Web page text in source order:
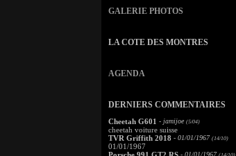
GALERIE PHOTOS
LA COTE DES MONTRES
AGENDA
DERNIERS COMMENTAIRES
Cheetah G601 - jamijoe (5/04)
cheetah voiture suisse
TVR Griffith 2018 - 01/01/1967 (14/10)
01/01/1967
- 01/01/1967